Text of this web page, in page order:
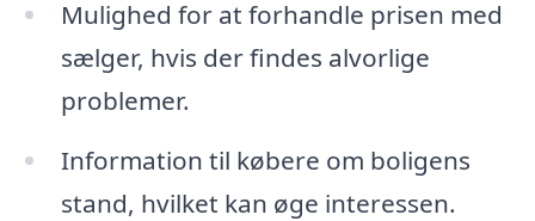
Mulighed for at forhandle prisen med
sælger, hvis der findes alvorlige
problemer.
Information til købere om boligens
stand, hvilket kan øge interessen.